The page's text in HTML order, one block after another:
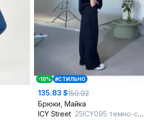
-10% #СТИЛЬНО
135.83 $150.92
Брюки, Майка
ICY Street 25ICY095 темно-синий